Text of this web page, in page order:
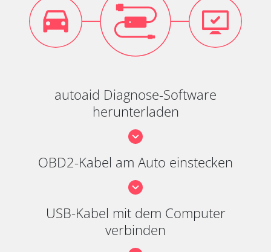
autoaid Diagnose-Software
herunterladen
OBD2-Kabel am Auto einstecken
USB-Kabel mit dem Computer
verbinden